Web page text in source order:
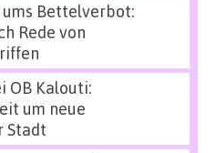
Bettelverbot:
Rede von
OB Kalouti:
um neue
Stadt